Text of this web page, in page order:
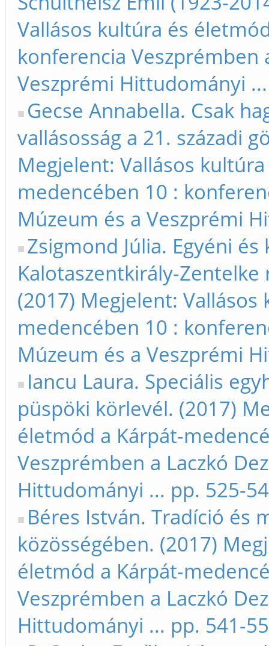
Vallásos kultúra és
konferencia Veszprémben
Veszprémi Hittudományi
Gecse Annabella. Csak
vallásosság a 21. századi
Megjelent: Vallásos
medencében 10 :
Múzeum és a Veszprémi
Zsigmond Júlia. Egyéni
Kalotaszentkirály-
(2017) Megjelent:
medencében 10 :
Múzeum és a Veszprémi
Iancu Laura. Speciális
püspöki körlevél. (2017)
életmód a Kárpát-
Veszprémben a Laczkó
Hittudományi ... pp. 525-
Béres István. Tradíció és
közösségében. (2017)
életmód a Kárpát-
Veszprémben a Laczkó
Hittudományi ... pp. 541-